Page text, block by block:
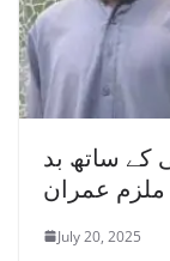
کے ساتھ بد
July 20, 2025